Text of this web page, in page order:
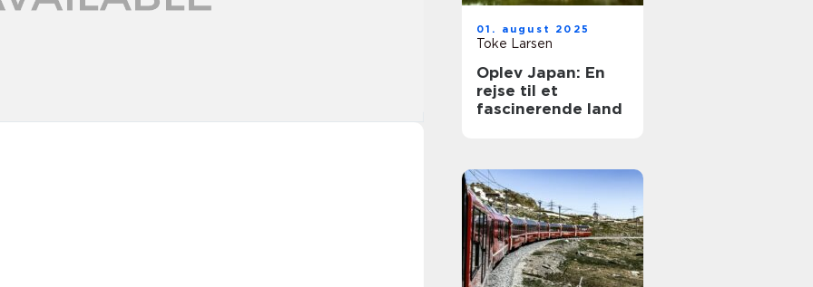
01. august 2025
Toke Larsen
Oplev Japan: En
rejse til et
fascinerende land